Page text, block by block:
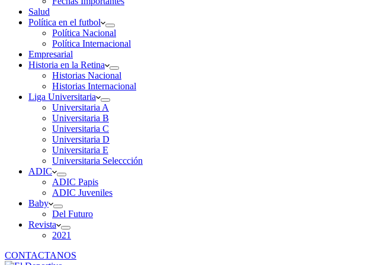
Salud
Política en el futbol
Política Nacional
Política Internacional
Empresarial
Historia en la Retina
Historias Nacional
Historias Internacional
Liga Universitaria
Universitaria A
Universitaria B
Universitaria C
Universitaria D
Universitaria E
Universitaria Seleccción
ADIC
ADIC Papis
ADIC Juveniles
Baby
Del Futuro
Revista
2021
CONTACTANOS